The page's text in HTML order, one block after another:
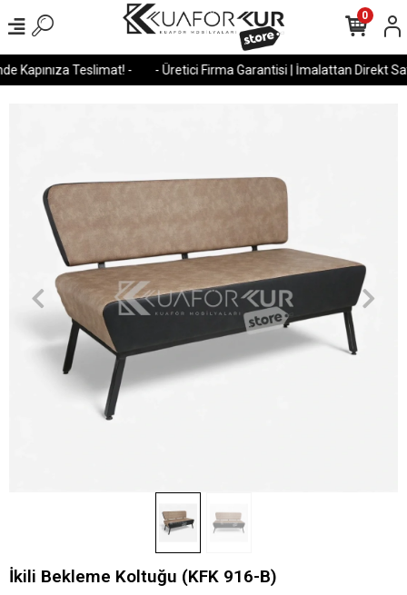
Kapınıza Teslimat! - - Üretici Firma Garantisi | İmalattan Direkt
0
İkili Bekleme Koltuğu (KFK 916-B)